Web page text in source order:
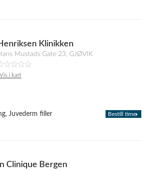
Klinikken
Mustads Gate 23, GJØVIK
Vis i kart
Juvederm filler Bestill time
In Clinique Bergen